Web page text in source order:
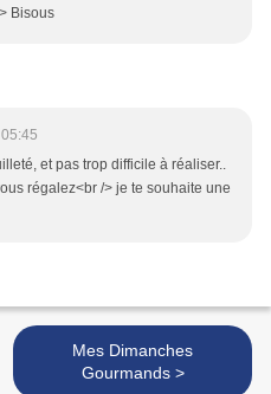
Bisous
et pas trop difficile à réaliser..
régalez<br /> je te souhaite une
Mes Dimanches
Gourmands >